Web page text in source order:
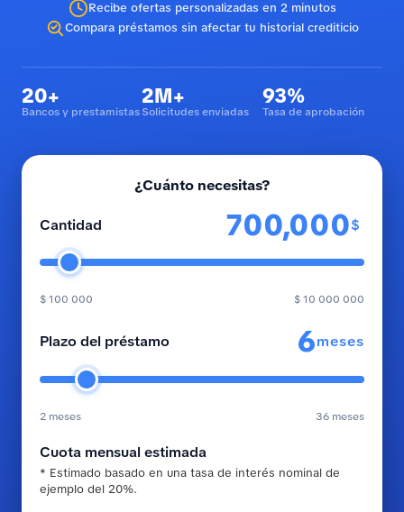
Recibe ofertas personalizadas en 2 minutos
Compara préstamos sin afectar tu historial crediticio
20+
Bancos y prestamistas
2M+
Solicitudes enviadas
93%
Tasa de aprobación
¿Cuánto necesitas?
Cantidad $
$ 100 000 $ 10 000 000
Plazo del préstamo meses
2 meses 36 meses
Cuota mensual estimada
* Estimado basado en una tasa de interés nominal de
ejemplo del 20%.